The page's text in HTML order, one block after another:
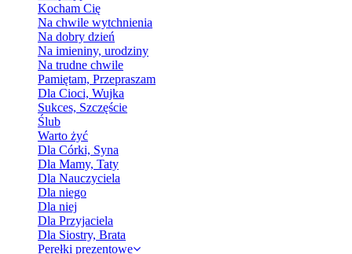
Kocham Cię
Na chwile wytchnienia
Na dobry dzień
Na imieniny, urodziny
Na trudne chwile
Pamiętam, Przepraszam
Dla Cioci, Wujka
Sukces, Szczęście
Ślub
Warto żyć
Dla Córki, Syna
Dla Mamy, Taty
Dla Nauczyciela
Dla niego
Dla niej
Dla Przyjaciela
Dla Siostry, Brata
Perełki prezentowe